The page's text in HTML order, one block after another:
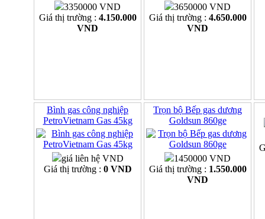
3350000 VND
Giá thị trường : 4.150.000
VND
3650000 VND
Giá thị trường : 4.650.000
VND
Bình gas công nghiệp
PetroVietnam Gas 45kg
giá liên hệ VND
Giá thị trường : 0 VND
Trọn bộ Bếp gas dương
Goldsun 860ge
1450000 VND
Giá thị trường : 1.550.000
VND